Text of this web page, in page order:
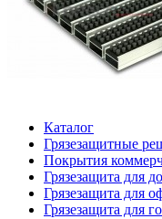
Каталог
Грязезащитные
Покрытия
Грязезащита для
Грязезащита для
Грязезащита для